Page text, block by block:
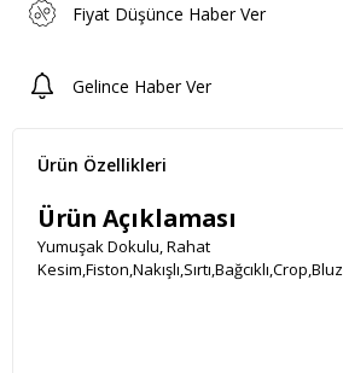
Fiyat Düşünce Haber Ver
Gelince Haber Ver
Ürün Özellikleri
Ürün Açıklaması
Yumuşak Dokulu, Rahat
Kesim,Fiston,Nakışlı,Sırtı,Bağcıklı,Crop,Bluz